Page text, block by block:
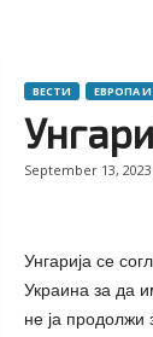
ВЕСТИ ЕВРОПА И
September 13,
Унгарија се
Украина за да
не ја продолжи